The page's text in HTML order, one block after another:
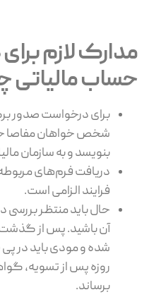
مدارک لازم
حساب
برای درخواست صدور
شخص خواهان مفاصا
بنویسد و به سازمان
دریافت فرم‌های
فرایند الزامی است.
حال باید منتظر
آن باشید. پس از گذشت
شده و مودی باید در
روزه پس از تسویه،
برساند.